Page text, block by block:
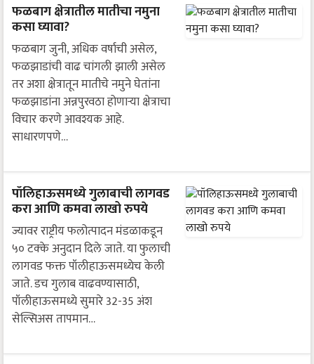
फळबाग क्षेत्रातील मातीचा नमुना
कसा घ्यावा?
फळबाग जुनी, अधिक वर्षाची असेल,
फळझाडांची वाढ चांगली झाली असेल
तर अशा क्षेत्रातून मातीचे नमुने घेतांना
फळझाडांना अन्नपुरवठा होणाऱ्या क्षेत्राचा
विचार करणे आवश्यक आहे.
साधारणपणे…
पॉलिहाऊसमध्ये गुलाबाची लागवड
करा आणि कमवा लाखो रुपये
ज्यावर राष्ट्रीय फलोत्पादन मंडळाकडून
५० टक्के अनुदान दिले जाते. या फुलाची
लागवड फक्त पॉलीहाऊसमध्येच केली
जाते. डच गुलाब वाढवण्यासाठी,
पॉलीहाऊसमध्ये सुमारे 32-35 अंश
सेल्सिअस तापमान…